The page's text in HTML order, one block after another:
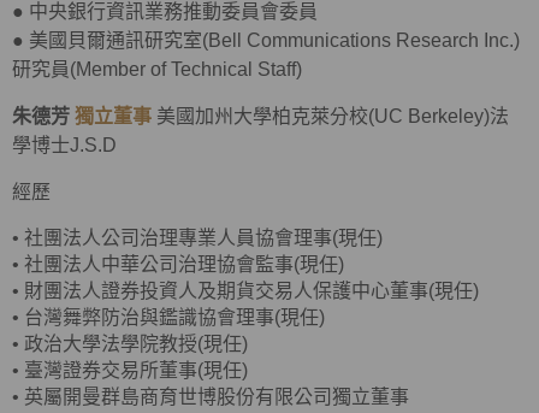
● 中央銀行資訊業務推動委員會委員
● 美國貝爾通訊研究室(Bell Communications Research Inc.)
研究員(Member of Technical Staff)
朱德芳 獨立董事 美國加州大學柏克萊分校(UC Berkeley)法
學博士J.S.D
經歷
• 社團法人公司治理專業人員協會理事(現任)
• 社團法人中華公司治理協會監事(現任)
• 財團法人證券投資人及期貨交易人保護中心董事(現任)
• 台灣舞弊防治與鑑識協會理事(現任)
• 政治大學法學院教授(現任)
• 臺灣證券交易所董事(現任)
• 英屬開曼群島商育世博股份有限公司獨立董事